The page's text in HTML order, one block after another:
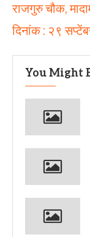
राजगुरु चौक,
दिनांक : २९
You Might